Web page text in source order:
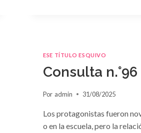
ESE TÍTULO ESQUIVO
Consulta n.°96
Por admin 31/08/2025
Los protagonistas fueron
o en la escuela, pero la